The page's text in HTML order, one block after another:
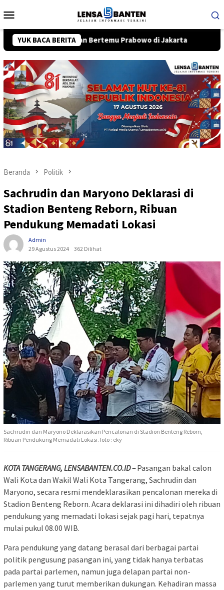
ke
Mobile
YUK BACA BERITA
Bertemu Prabowo di Jakarta Lansia Asal
Beranda Politik
Sachrudin dan Maryono Deklarasi di
Stadion Benteng Reborn, Ribuan
Pendukung Memadati Lokasi
Admin
29 Agustus 2024
362 Dilihat
Sachrudin dan Maryono Deklarasikan Pencalonan di Stadion Benteng Reborn,
Ribuan Pendukung Memadati Lokasi. foto : eky
KOTA TANGERANG, LENSABANTEN.CO.ID – Pasangan bakal calon
Wali Kota dan Wakil Wali Kota Tangerang, Sachrudin dan
Maryono, secara resmi mendeklarasikan pencalonan mereka di
Stadion Benteng Reborn. Acara deklarasi ini dihadiri oleh ribuan
pendukung yang memadati lokasi sejak pagi hari, tepatnya
mulai pukul 08.00 WIB.
Para pendukung yang datang berasal dari berbagai partai
politik pengusung pasangan ini, yang tidak hanya terbatas
pada partai parlemen, namun juga delapan partai non-
parlemen yang turut memberikan dukungan. Kehadiran massa